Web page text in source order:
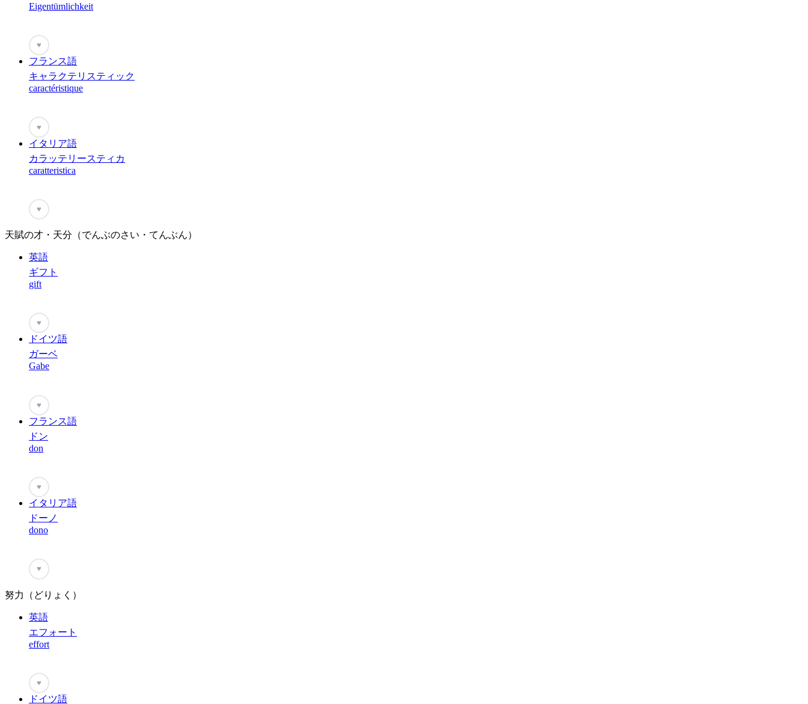
Eigentümlichkeit
♥
フランス語
キャラクテリスティック
caractéristique
♥
イタリア語
カラッテリースティカ
caratteristica
♥
天賦の才・天分（でんぶのさい・てんぶん）
英語
ギフト
gift
♥
ドイツ語
ガーベ
Gabe
♥
フランス語
ドン
don
♥
イタリア語
ドーノ
dono
♥
努力（どりょく）
英語
エフォート
effort
♥
ドイツ語